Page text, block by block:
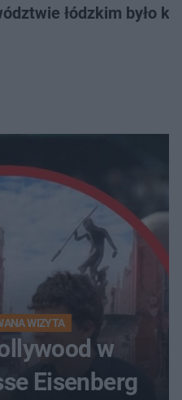
łódzkim było
WIZYTA
w
Eisenberg